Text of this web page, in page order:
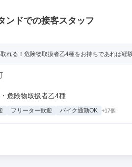
ンドでの接客スタッフ
れる！危険物取扱者乙4種をお持ちであれば経
危険物取扱者乙4種
フリーター歓迎 バイク通勤OK +17個